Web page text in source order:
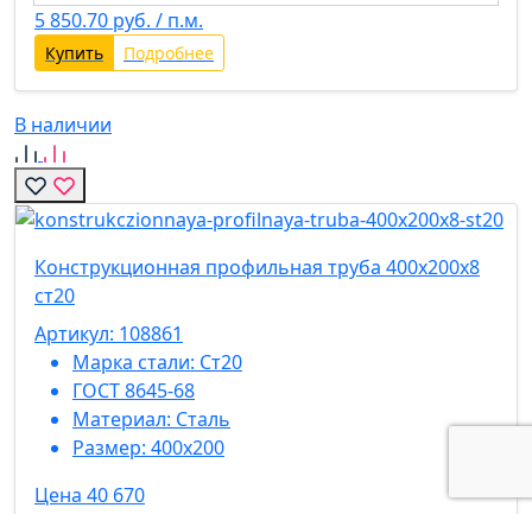
5 850.70 руб. / п.м.
Купить Подробнее
В наличии
Конструкционная профильная труба 400х200х8
ст20
Артикул: 108861
Марка стали: Ст20
ГОСТ 8645-68
Материал: Сталь
Размер: 400х200
Цена 40 670